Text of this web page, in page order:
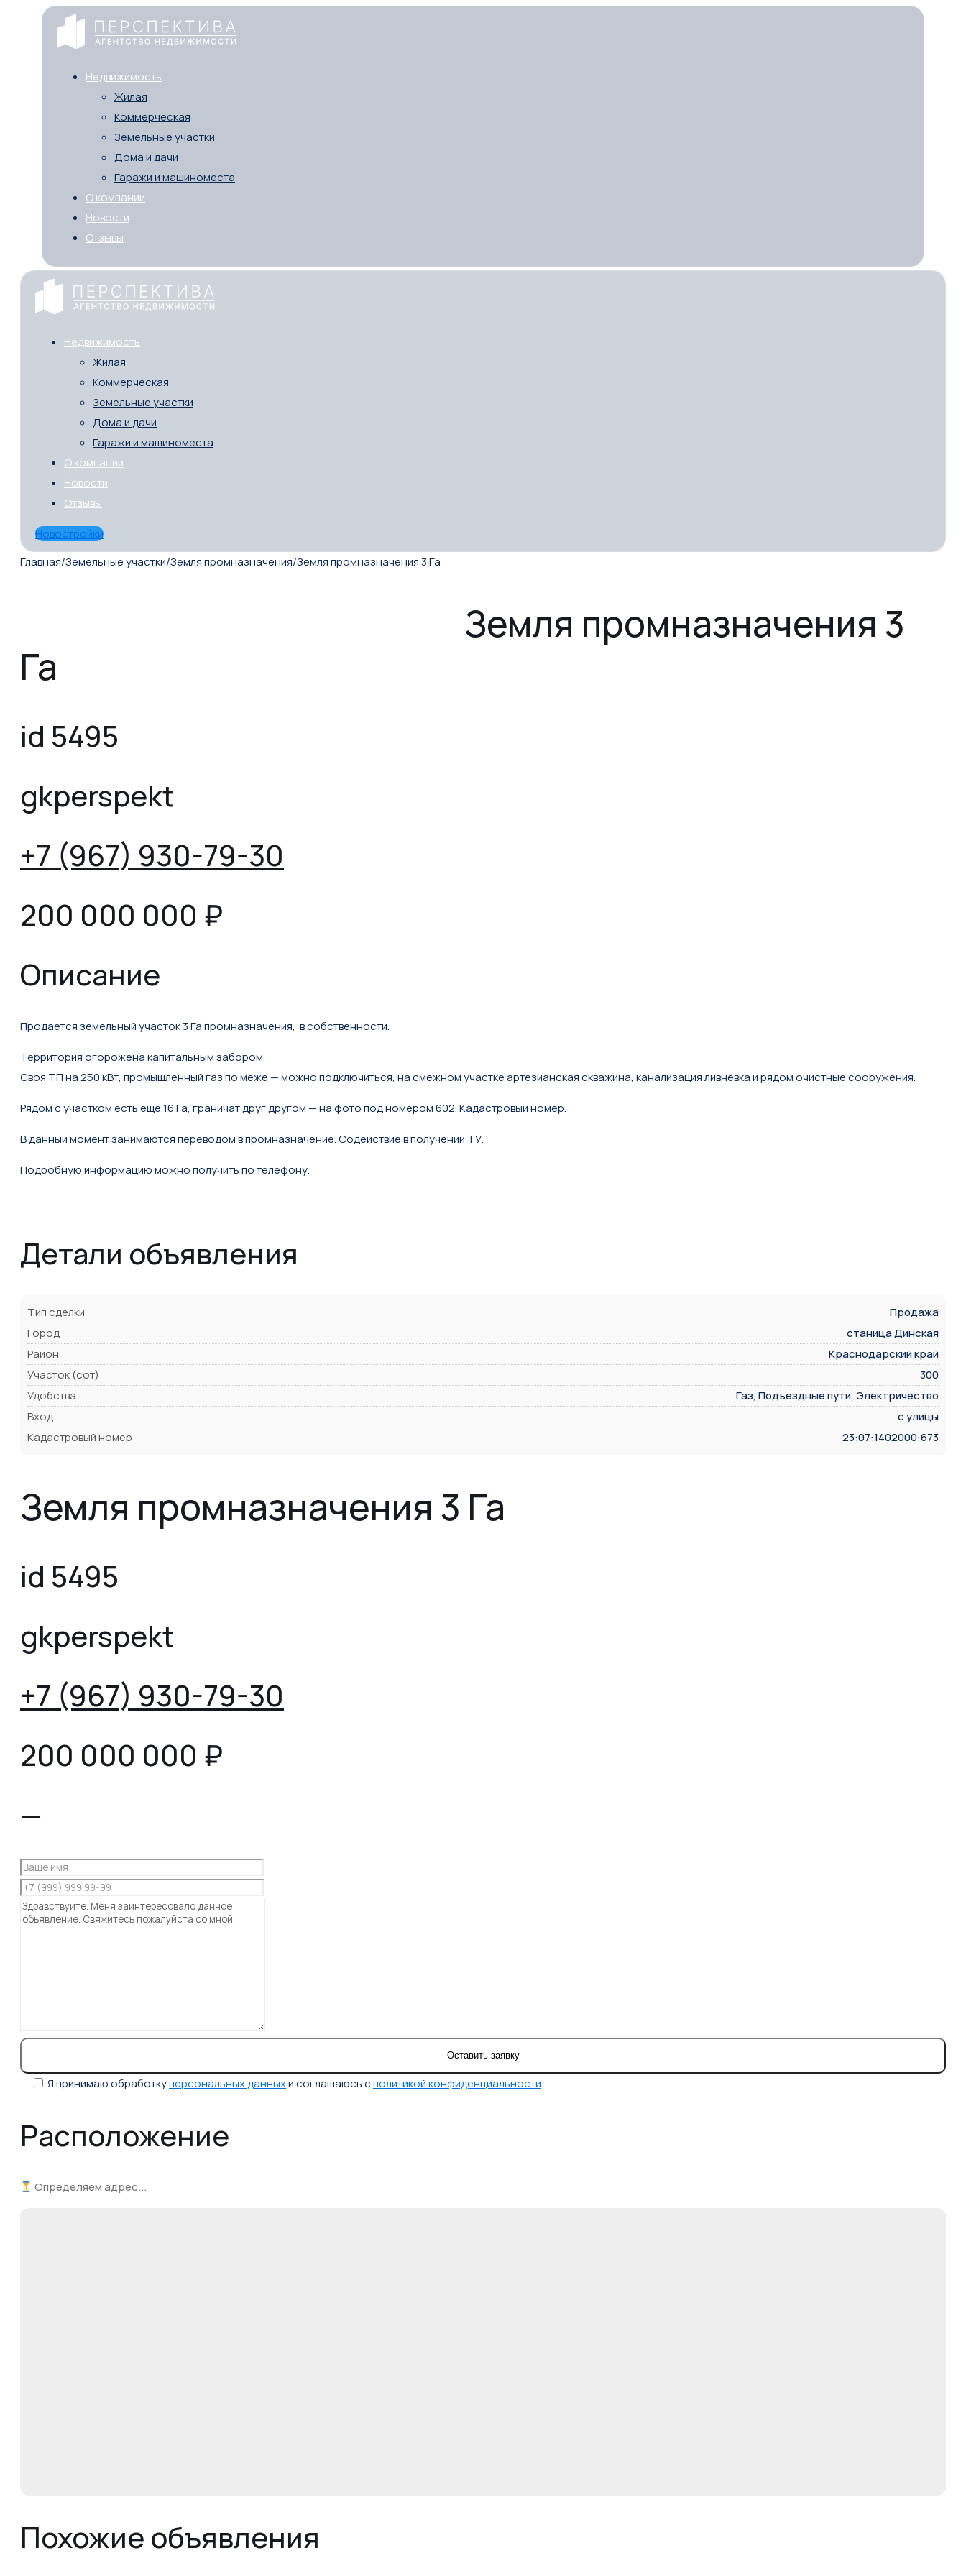
Недвижимость
Жилая
Коммерческая
Земельные участки
Дома и дачи
Гаражи и машиноместа
О компании
Новости
Отзывы
Недвижимость
Жилая
Коммерческая
Земельные участки
Дома и дачи
Гаражи и машиноместа
О компании
Новости
Отзывы
Новостройки
Главная/Земельные участки/Земля промназначения/Земля промназначения 3 Га
Земля промназначения 3
Га
id 5495
gkperspekt
+7 (967) 930-79-30
200 000 000 ₽
Описание
Продается земельный участок 3 Га промназначения, в собственности.
Территория огорожена капитальным забором.
Своя ТП на 250 кВт, промышленный газ по меже — можно подключиться, на смежном участке артезианская скважина, канализация ливнёвка и рядом очистные сооружения.
Рядом с участком есть еще 16 Га, граничат друг другом — на фото под номером 602. Кадастровый номер.
В данный момент занимаются переводом в промназначение. Содействие в получении ТУ.
Подробную информацию можно получить по телефону.
Детали объявления
Тип сделки
Продажа
Город
станица Динская
Район
Краснодарский край
Участок (сот)
300
Удобства
Газ, Подъездные пути, Электричество
Вход
с улицы
Кадастровый номер
23:07:1402000:673
Земля промназначения 3 Га
id 5495
gkperspekt
+7 (967) 930-79-30
200 000 000 ₽
—
Я принимаю обработкуперсональных данныхи соглашаюсь сполитикой конфиденциальности
Расположение
Определяем адрес...
Похожие объявления